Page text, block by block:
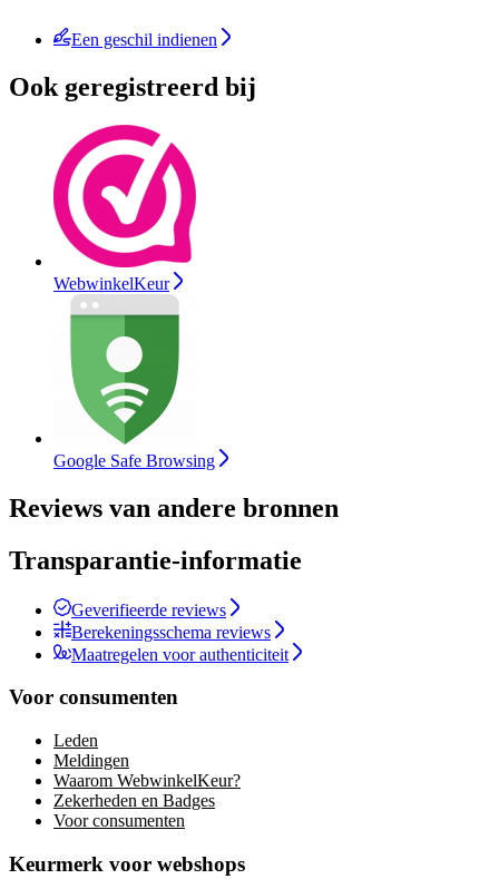
Een geschil indienen
Ook geregistreerd bij
WebwinkelKeur
Google Safe Browsing
Reviews van andere bronnen
Transparantie-informatie
Geverifieerde reviews
Berekeningsschema reviews
Maatregelen voor authenticiteit
Voor consumenten
Leden
Meldingen
Waarom WebwinkelKeur?
Zekerheden en Badges
Voor consumenten
Keurmerk voor webshops